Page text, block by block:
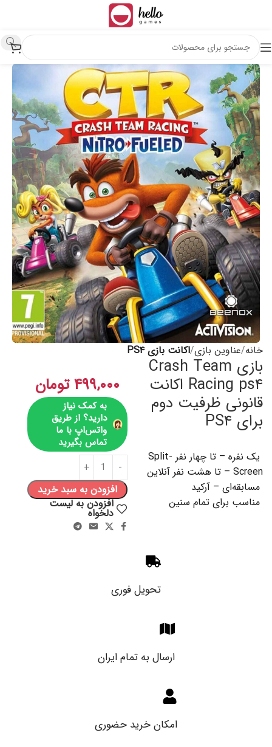
خانه عناوین بازی اکانت بازی PS۴
بازی Crash Team
Racing ps۴ اکانت
قانونی ظرفیت دوم
برای PS۴
یک نفره – تا چهار نفر Split-
Screen – تا هشت نفر آنلاین
مسابقه‌ای – آرکید
مناسب برای تمام سنین
۴۹۹,۰۰۰ تومان
به کمک نیاز
دارید؟ از طریق
واتس‌اپ با ما
تماس بگیرید
افزودن به سبد خرید
افزودن به لیست
دلخواه
تحویل فوری
ارسال به تمام ایران
امکان خرید حضوری